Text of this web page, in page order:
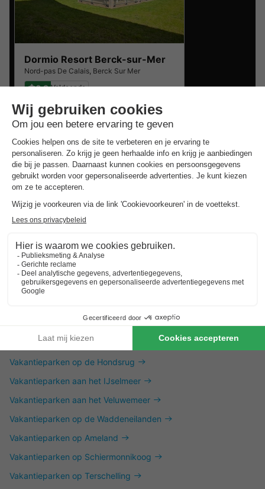
Dormio Resort Berck-sur-Mer
Nord-pas De Calais, Berck Sur Mer
6.9 Voldoende
Villa 4 personen
Van 30 tot 31 jan, 1 nacht,
Vanaf
€ 225,50
Dit is ook interessant
Vakantieparken in Zuid-Limburg
Vakantieparken in de Achterhoek
Vakantieparken in Twente
Vakantieparken in het Vechtdal
Vakantieparken aan de Friese Meren
Vakantieparken op de Hondsrug
Vakantieparken aan het IJselmeer
Vakantieparken aan het Veluwemeer
Vakantieparken op de Waddeneilanden
Vakantieparken op Ameland
Vakantieparken op Schiermonnikoog
Vakantieparken op Terschelling